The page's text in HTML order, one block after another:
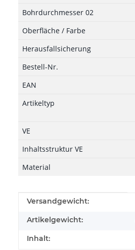
Bohrdurchmesser 02
Oberfläche / Farbe
Herausfallsicherung
Bestell-Nr.
EAN
Artikeltyp
VE
Inhaltsstruktur VE
Material
Produkteigenschaft
Wert
Versandgewicht:
Artikelgewicht:
Inhalt: